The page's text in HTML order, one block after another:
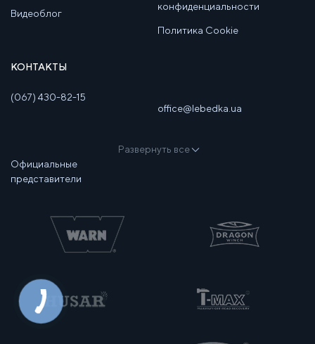
Видеоблог
конфиденциальности
Политика Cookie
КОНТАКТЫ
(067) 430-82-15
office@lebedka.ua
Развернуть все
Официальные
представители